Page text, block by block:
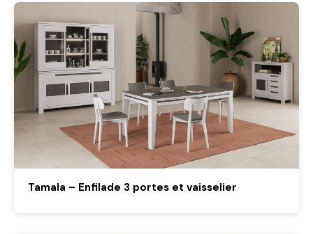
Tamala – Enfilade 3 portes et vaisselier